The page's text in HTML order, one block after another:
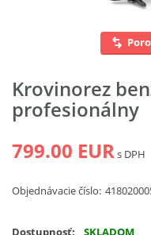
Krovinorez
profesionálny
799.00 EURs DPH
Objednávacie číslo:
Dostupnosť: SKLADOM